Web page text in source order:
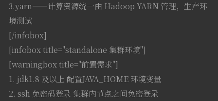
3.yarn——计算资源统一由 Hadoop YARN 管理，生产环
境测试
[/infobox]
[infobox title="standalone 集群环境"]
[warningbox title="前置需求"]
1. jdk1.8 及以上 配置JAVA_HOME 环境变量
2. ssh 免密码登录 集群内节点之间免密登录